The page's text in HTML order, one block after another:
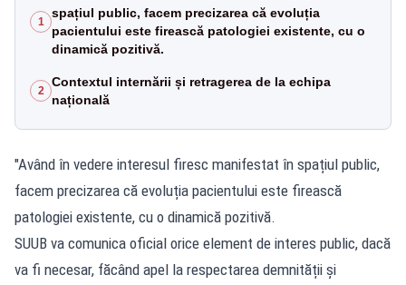
1
spațiul public, facem precizarea că evoluția
pacientului este firească patologiei existente, cu o
dinamică pozitivă.
2
Contextul internării și retragerea de la echipa
națională
"Având în vedere interesul firesc manifestat în spațiul public,
facem precizarea că evoluția pacientului este firească
patologiei existente, cu o dinamică pozitivă.
SUUB va comunica oficial orice element de interes public, dacă
va fi necesar, făcând apel la respectarea demnității și